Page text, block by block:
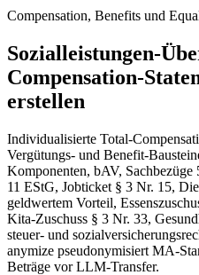
Compensation, Benefits und
Sozialleistungen-
Compensation-
erstellen
Individualisierte Total-
Vergütungs- und Benefit-
Komponenten, bAV,
11 EStG, Jobticket § 3 Nr. 15,
geldwertem Vorteil,
Kita-Zuschuss § 3 Nr. 33,
steuer- und
anymize pseudonymisiert MA-
Beträge vor LLM-Transfer.